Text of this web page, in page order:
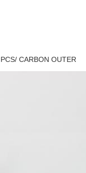
CARBON OUTER